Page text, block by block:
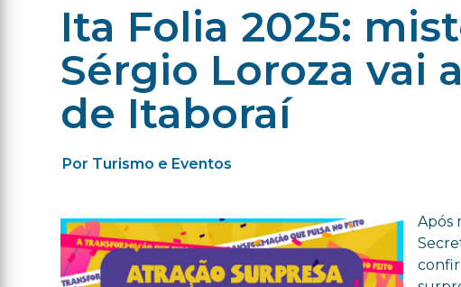
Ita Folia 2025:
Sérgio Loroza vai
de Itaboraí
Por Turismo e Eventos
Após